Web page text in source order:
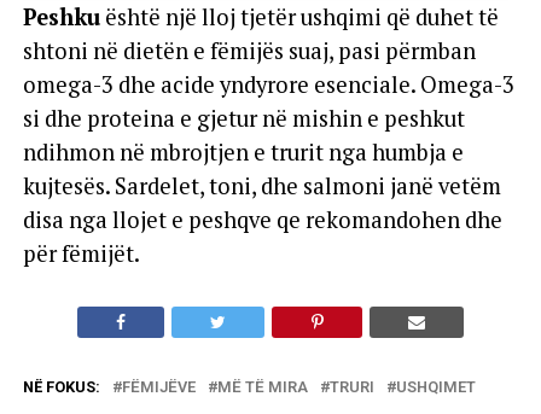
Peshkuështë një lloj tjetër ushqimi që duhet të
shtoni në dietën e fëmijës suaj, pasi përmban
omega-3 dhe acide yndyrore esenciale. Omega-3
si dhe proteina e gjetur në mishin e peshkut
ndihmon në mbrojtjen e trurit nga humbja e
kujtesës. Sardelet, toni, dhe salmoni janë vetëm
disa nga llojet e peshqve qe rekomandohen dhe
për fëmijët.
NË FOKUS: FËMIJËVE MË TË MIRA TRURI USHQIMET